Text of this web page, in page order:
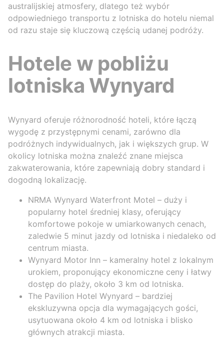
australijskiej atmosfery, dlatego też wybór
odpowiedniego transportu z lotniska do hotelu niemal
od razu staje się kluczową częścią udanej podróży.
Hotele w pobliżu
lotniska Wynyard
Wynyard oferuje różnorodność hoteli, które łączą
wygodę z przystępnymi cenami, zarówno dla
podróżnych indywidualnych, jak i większych grup. W
okolicy lotniska można znaleźć znane miejsca
zakwaterowania, które zapewniają dobry standard i
dogodną lokalizację.
NRMA Wynyard Waterfront Motel – duży i
popularny hotel średniej klasy, oferujący
komfortowe pokoje w umiarkowanych cenach,
zaledwie 5 minut jazdy od lotniska i niedaleko od
centrum miasta.
Wynyard Motor Inn – kameralny hotel z lokalnym
urokiem, proponujący ekonomiczne ceny i łatwy
dostęp do plaży, około 3 km od lotniska.
The Pavilion Hotel Wynyard – bardziej
ekskluzywna opcja dla wymagających gości,
usytuowana około 4 km od lotniska i blisko
głównych atrakcji miasta.